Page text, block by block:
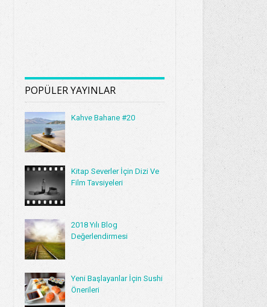
POPÜLER YAYINLAR
Kahve Bahane #20
Kitap Severler İçin Dizi Ve
Film Tavsiyeleri
2018 Yılı Blog
Değerlendirmesi
Yeni Başlayanlar İçin Sushi
Önerileri